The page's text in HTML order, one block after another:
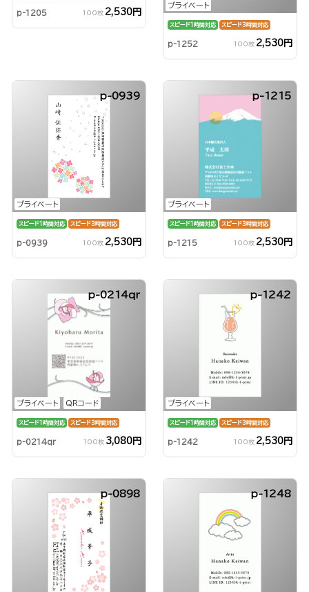
p-1205 100枚 2,530円
プライベート
スピード1時間対応 スピード3時間対応
p-1252 100枚 2,530円
プライベート
p-0939
スピード1時間対応 スピード3時間対応
p-0939 100枚 2,530円
プライベート
p-1215
スピード1時間対応 スピード3時間対応
p-1215 100枚 2,530円
プライベート QRコード
p-0214qr
スピード1時間対応 スピード3時間対応
p-0214qr 100枚 3,080円
プライベート
p-1242
スピード1時間対応 スピード3時間対応
p-1242 100枚 2,530円
p-0898 p-1248